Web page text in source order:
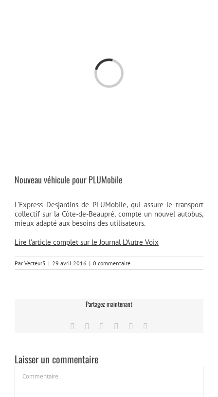
Chargement…
Nouveau véhicule pour PLUMobile
L’Express Desjardins de PLUMobile, qui assure le transport
collectif sur la Côte-de-Beaupré, compte un nouvel autobus,
mieux adapté aux besoins des utilisateurs.
Lire l’article complet sur le Journal L’Autre Voix
Par Vecteur5 | 29 avril 2016 | 0 commentaire
Partagez maintenant
Facebook
TwitterLinkedIn
TumblrPinterest
Laisser un commentaire